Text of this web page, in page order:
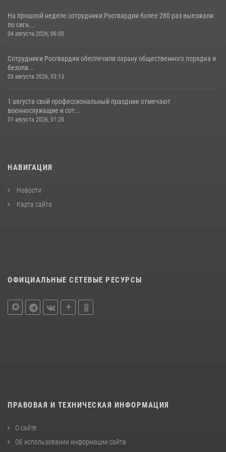
На прошлой неделе сотрудники Росгвардии более 280 раз выезжали
по сигн...
04 августа 2026, 06:00
Сотрудники Росгвардии обеспечили охрану общественного порядка и
безопа...
03 августа 2026, 03:13
1 августа свой профессиональный праздник отмечают
военнослужащие и сот...
01 августа 2026, 01:28
НАВИГАЦИЯ
Новости
Карта сайта
ОФИЦИАЛЬНЫЕ СЕТЕВЫЕ РЕСУРСЫ
ПРАВОВАЯ И ТЕХНИЧЕСКАЯ ИНФОРМАЦИЯ
О сайте
Об использовании информации сайта